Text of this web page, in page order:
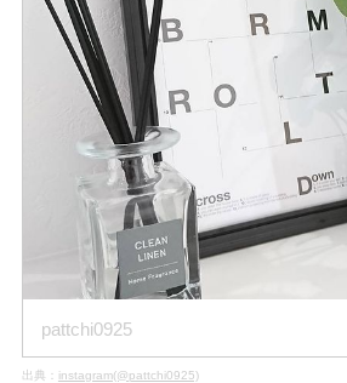
pattchi0925
出典： instagram(@pattchi0925)